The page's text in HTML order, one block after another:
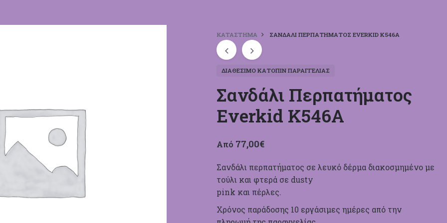
ΚΑΤΆΣΤΗΜΑ ΣΑΝΔΆΛΙ ΠΕΡΠΑΤΉΜΑΤΟΣ EVERKID Κ546Α
ΔΙΑΘΈΣΙΜΟ ΚΑΤΌΠΙΝ ΠΑΡΑΓΓΕΛΊΑΣ
Σανδάλι Περπατήματος
Everkid Κ546Α
Από 77,00€
Σανδάλι περπατήματος σε λευκό δέρμα διακοσμημένο με
τούλι και φτερά σε dusty
pink και πέρλες.
Χρόνος παράδοσης 10 εργάσιμες ημέρες από την